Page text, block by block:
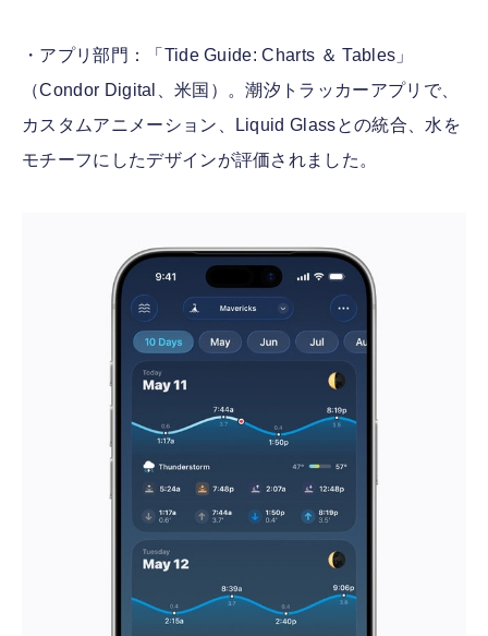
・アプリ部門：「Tide Guide: Charts ＆ Tables」
（Condor Digital、米国）。潮汐トラッカーアプリで、
カスタムアニメーション、Liquid Glassとの統合、水を
モチーフにしたデザインが評価されました。